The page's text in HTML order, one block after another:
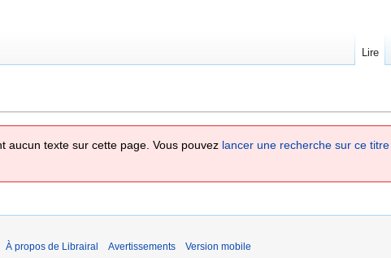
aucun texte sur cette page. Vous pouvez lancer une recherche sur ce titre
Lire
À propos de Librairal Avertissements Version mobile